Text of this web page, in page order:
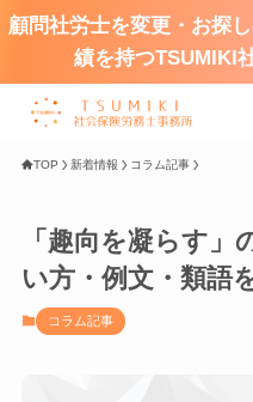
顧問社労士を変更・お探
績を持つTSUMIKI
TOP 新着情報 コラム記事
「趣向を凝らす
い方・例文・類語
コラム記事